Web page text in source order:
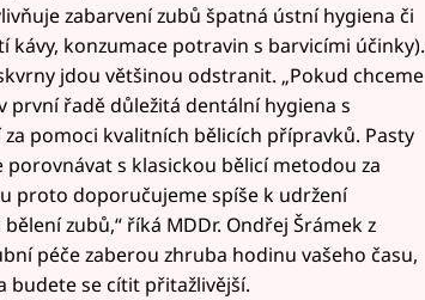
zabarvení zubů špatná ústní hygiena či
konzumace potravin s barvicími účinky).
jdou většinou odstranit. „Pokud chceme
první řadě důležitá dentální hygiena s
pomoci kvalitních bělicích přípravků. Pasty
s klasickou bělicí metodou za
proto doporučujeme spíše k udržení
zubů,“ říká MDDr. Ondřej Šrámek z
péče zaberou zhruba hodinu vašeho času,
budete se cítit přitažlivější.